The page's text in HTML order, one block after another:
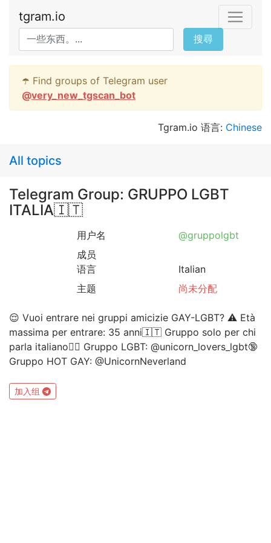
tgram.io
搜尋
☂️ Find groups of Telegram user
@very_new_tgscan_bot
Tgram.io 语言: Chinese
All topics
Telegram Group: GRUPPO LGBT
ITALIA🇮🇹
用户名
@gruppolgbt
成员
语言
Italian
主题
尚未分配
😌 Vuoi entrare nei gruppi amicizie GAY-LGBT? ⚠️ Età
massima per entrare: 35 anni🇮🇹 Gruppo solo per chi
parla italiano🏳️‍🌈 Gruppo LGBT: @unicorn_lovers_lgbt🔞
Gruppo HOT GAY: @UnicornNeverland
加入组